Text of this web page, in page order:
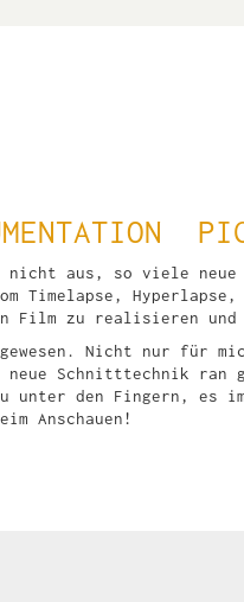
nicht aus, so viele
Timelapse,
Film zu realisieren
Nicht nur für
neue Schnitttechnik
unter den Fingern, es
Anschauen!